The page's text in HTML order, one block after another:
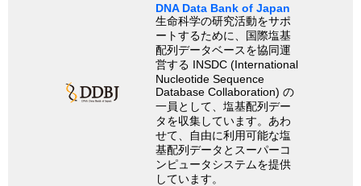
DNA Data Bank of Japan
生命科学の研究活動をサポ
ートするために、国際塩基
配列データベースを協同運
営する INSDC (International
Nucleotide Sequence
Database Collaboration) の
一員として、塩基配列デー
タを収集しています。あわ
せて、自由に利用可能な塩
基配列データとスーパーコ
ンピュータシステムを提供
しています。